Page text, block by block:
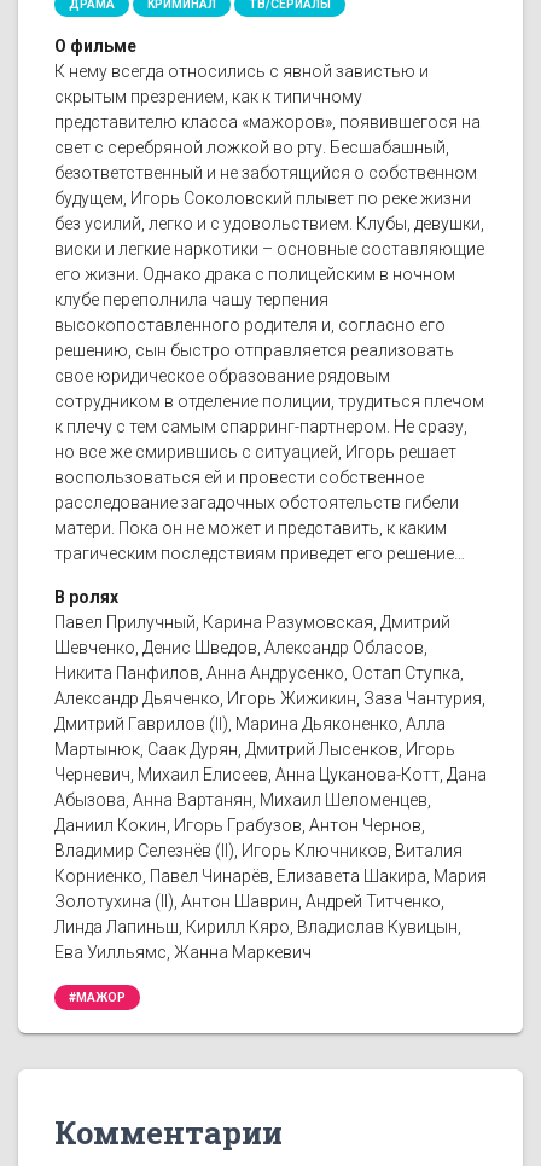
ДРАМА КРИМИНАЛ ТВ/СЕРИАЛЫ
О фильме
К нему всегда относились с явной завистью и
скрытым презрением, как к типичному
представителю класса «мажоров», появившегося на
свет с серебряной ложкой во рту. Бесшабашный,
безответственный и не заботящийся о собственном
будущем, Игорь Соколовский плывет по реке жизни
без усилий, легко и с удовольствием. Клубы, девушки,
виски и легкие наркотики – основные составляющие
его жизни. Однако драка с полицейским в ночном
клубе переполнила чашу терпения
высокопоставленного родителя и, согласно его
решению, сын быстро отправляется реализовать
свое юридическое образование рядовым
сотрудником в отделение полиции, трудиться плечом
к плечу с тем самым спарринг-партнером. Не сразу,
но все же смирившись с ситуацией, Игорь решает
воспользоваться ей и провести собственное
расследование загадочных обстоятельств гибели
матери. Пока он не может и представить, к каким
трагическим последствиям приведет его решение…
В ролях
Павел Прилучный, Карина Разумовская, Дмитрий
Шевченко, Денис Шведов, Александр Обласов,
Никита Панфилов, Анна Андрусенко, Остап Ступка,
Александр Дьяченко, Игорь Жижикин, Заза Чантурия,
Дмитрий Гаврилов (II), Марина Дьяконенко, Алла
Мартынюк, Саак Дурян, Дмитрий Лысенков, Игорь
Черневич, Михаил Елисеев, Анна Цуканова-Котт, Дана
Абызова, Анна Вартанян, Михаил Шеломенцев,
Даниил Кокин, Игорь Грабузов, Антон Чернов,
Владимир Селезнёв (II), Игорь Ключников, Виталия
Корниенко, Павел Чинарёв, Елизавета Шакира, Мария
Золотухина (II), Антон Шаврин, Андрей Титченко,
Линда Лапиньш, Кирилл Кяро, Владислав Кувицын,
Ева Уилльямс, Жанна Маркевич
#МАЖОР
Комментарии